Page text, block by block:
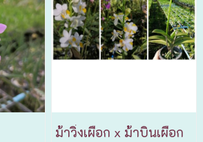
ม้าวิ่งเผือก x ม้าบินเผือก